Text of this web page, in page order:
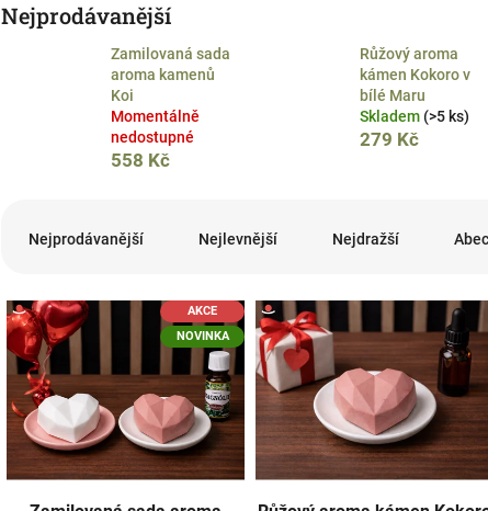
Nejprodávanější
Zamilovaná sada
aroma kamenů
Koi
Momentálně
nedostupné
558 Kč
Růžový aroma
kámen Kokoro v
bílé Maru
Skladem (>5 ks)
279 Kč
n
p
r
o
d
u
k
Nejprodávanější Nejlevnější Nejdražší
V
ý
p
p
r
o
AKCE
NOVINKA